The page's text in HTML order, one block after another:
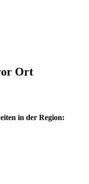
Ort
in der Region: